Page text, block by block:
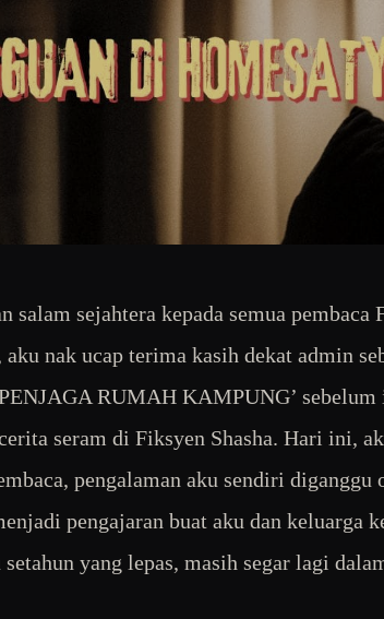
salam sejahtera kepada semua pembaca
aku nak ucap terima kasih dekat admin
RUMAH KAMPUNG’
seram di Fiksyen Shasha. Hari ini,
pengalaman aku sendiri diganggu
pengajaran buat aku dan keluarga
yang lepas, masih segar lagi